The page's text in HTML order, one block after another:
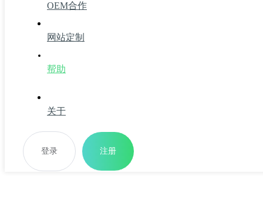
OEM合作
网站定制
帮助
关于
登录 注册